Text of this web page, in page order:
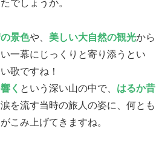
でしょうか。
景色や、 美しい大自然の観光から
一幕にじっくりと寄り添うとい
歌ですね！
く という深い山の中で、 はるか昔
を流す当時の旅人の姿に、何とも
こみ上げてきますね。